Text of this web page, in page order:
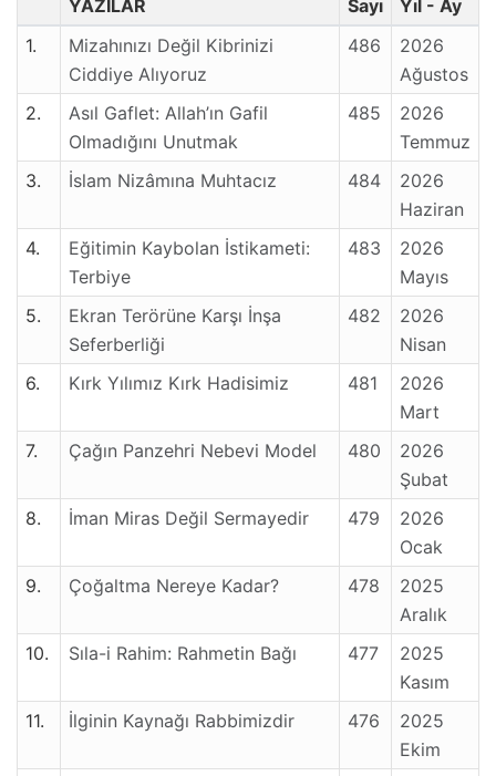
YAZILAR Sayı
Yıl - Ay
1.
Mizahınızı Değil Kibrinizi
Ciddiye Alıyoruz
486
2026
Ağustos
2.
Asıl Gaflet: Allah’ın Gafil
Olmadığını Unutmak
485
2026
Temmuz
3.
İslam Nizâmına Muhtacız 484
2026
Haziran
4.
Eğitimin Kaybolan İstikameti:
Terbiye
483
2026
Mayıs
5.
Ekran Terörüne Karşı İnşa
Seferberliği
482
2026
Nisan
6.
Kırk Yılımız Kırk Hadisimiz 481
2026
Mart
7.
Çağın Panzehri Nebevi Model 480
2026
Şubat
8.
İman Miras Değil Sermayedir 479
2026
Ocak
9.
Çoğaltma Nereye Kadar? 478
2025
Aralık
10.
Sıla-i Rahim: Rahmetin Bağı 477
2025
Kasım
11.
İlginin Kaynağı Rabbimizdir 476
2025
Ekim